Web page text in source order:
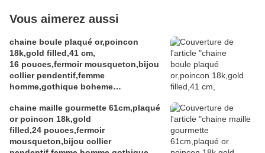
Vous aimerez aussi
chaine boule plaqué or,poincon
18k,gold filled,41 cm,
16 pouces,fermoir mousqueton,bijou
collier pendentif,femme
homme,gothique boheme
victorien,kawaii,cadeau fete
ceremonie,anniversaire retraite
noel,st valentin mariage,amour amitié
chaine maille gourmette 61cm,plaqué
or poincon 18k,gold
filled,24 pouces,fermoir
mousqueton,bijou collier